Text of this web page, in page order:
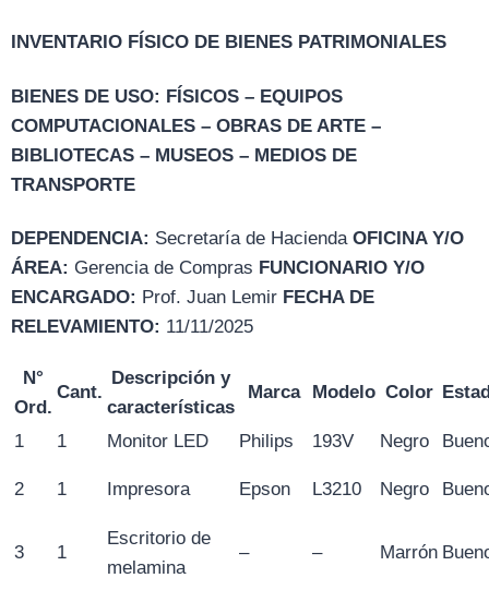
INVENTARIO FÍSICO DE BIENES PATRIMONIALES
BIENES DE USO: FÍSICOS – EQUIPOS
COMPUTACIONALES – OBRAS DE ARTE –
BIBLIOTECAS – MUSEOS – MEDIOS DE
TRANSPORTE
DEPENDENCIA: Secretaría de Hacienda OFICINA Y/O
ÁREA: Gerencia de Compras FUNCIONARIO Y/O
ENCARGADO: Prof. Juan Lemir FECHA DE
RELEVAMIENTO: 11/11/2025
N°
Ord.
Cant.
Descripción y
características
Marca Modelo Color
1 1 Monitor LED Philips 193V Negro
2 1 Impresora Epson L3210 Negro
3 1
Escritorio de
melamina
– – Marrón